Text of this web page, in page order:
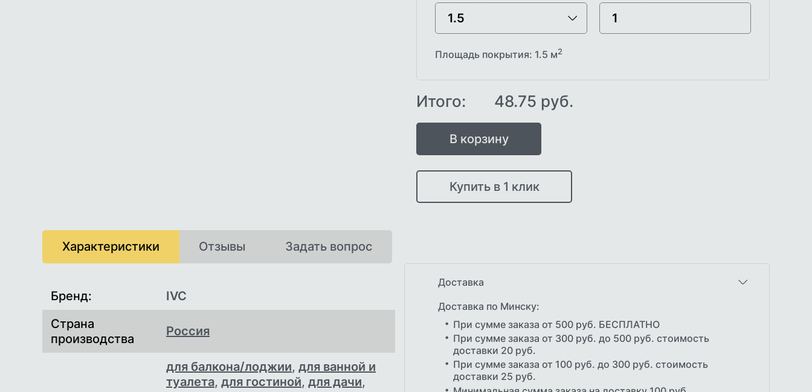
Площадь покрытия: 1.5 м2
Итого: 48.75 руб.
В корзину
Купить в 1 клик
Характеристики Отзывы Задать вопрос
Характеристики
Бренд:
IVC
Страна
производства
Россия
для балкона/лоджии, для ванной и
туалета, для гостиной, для дачи,
Доставка
Доставка по Минску:
При сумме заказа от 500 руб. БЕСПЛАТНО
При сумме заказа от 300 руб. до 500 руб. стоимость
доставки 20 руб.
При сумме заказа от 100 руб. до 300 руб. стоимость
доставки 25 руб.